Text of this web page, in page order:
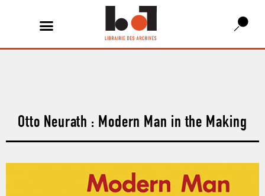
Otto Neurath : Modern Man in the Making